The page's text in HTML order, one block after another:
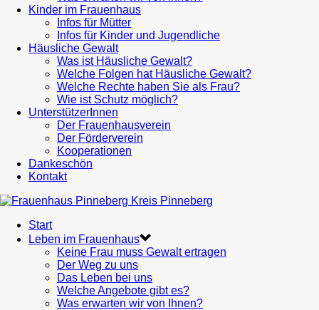
Kinder im Frauenhaus
Infos für Mütter
Infos für Kinder und Jugendliche
Häusliche Gewalt
Was ist Häusliche Gewalt?
Welche Folgen hat Häusliche Gewalt?
Welche Rechte haben Sie als Frau?
Wie ist Schutz möglich?
UnterstützerInnen
Der Frauenhausverein
Der Förderverein
Kooperationen
Dankeschön
Kontakt
Start
Leben im Frauenhaus
Keine Frau muss Gewalt ertragen
Der Weg zu uns
Das Leben bei uns
Welche Angebote gibt es?
Was erwarten wir von Ihnen?